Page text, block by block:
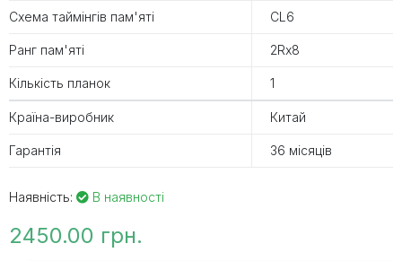
Схема таймінгів пам'яті CL6
Ранг пам'яті 2Rx8
Кількість планок 1
Країна-виробник Китай
Гарантія 36 місяців
Наявність: В наявності
2450.00 грн.